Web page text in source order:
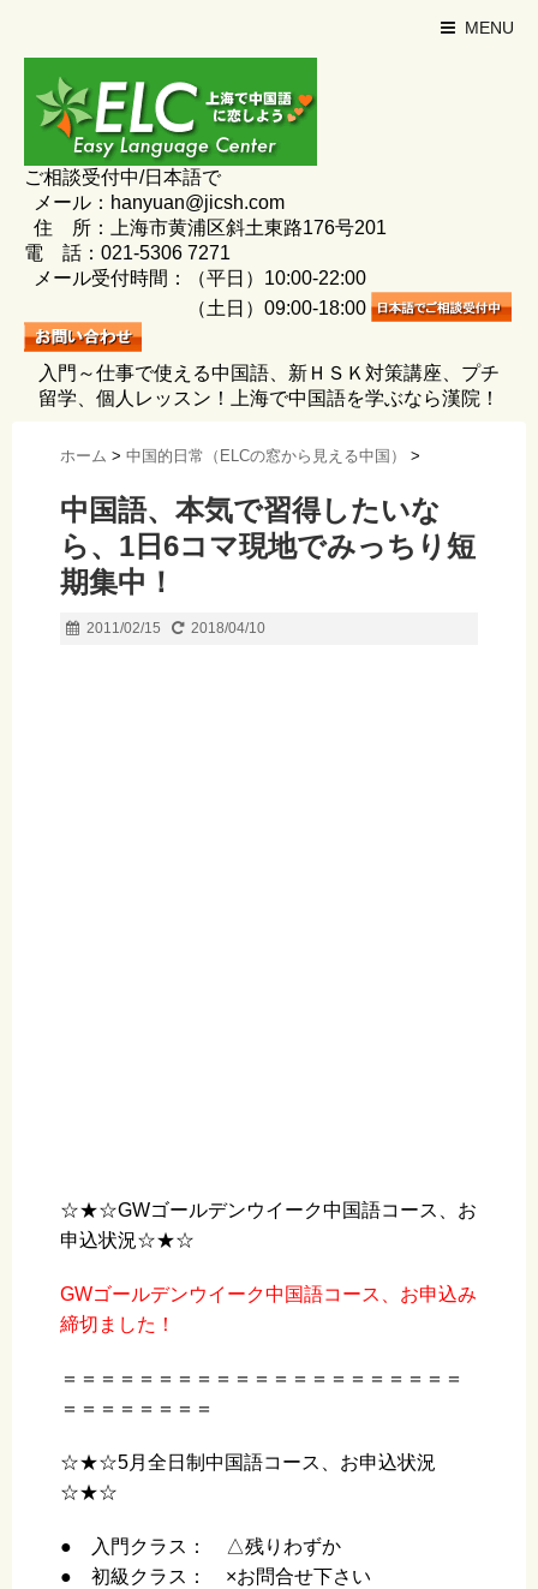
MENU
ご相談受付中/日本語で
メール：hanyuan@jicsh.com
住 所：上海市黄浦区斜土東路176号201
電 話：021-5306 7271
メール受付時間：（平日）10:00-22:00
（土日）09:00-18:00
入門～仕事で使える中国語、新ＨＳＫ対策講座、プチ
留学、個人レッスン！上海で中国語を学ぶなら漢院！
ホーム > 中国的日常（ELCの窓から見える中国） >
中国語、本気で習得したいな
ら、1日6コマ現地でみっちり短
期集中！
2011/02/15 2018/04/10
☆★☆GWゴールデンウイーク中国語コース、お
申込状況☆★☆
GWゴールデンウイーク中国語コース、お申込み
締切ました！
＝＝＝＝＝＝＝＝＝＝＝＝＝＝＝＝＝＝＝＝＝
＝＝＝＝＝＝＝＝
☆★☆5月全日制中国語コース、お申込状況
☆★☆
● 入門クラス： △残りわずか
● 初級クラス： ×お問合せ下さい